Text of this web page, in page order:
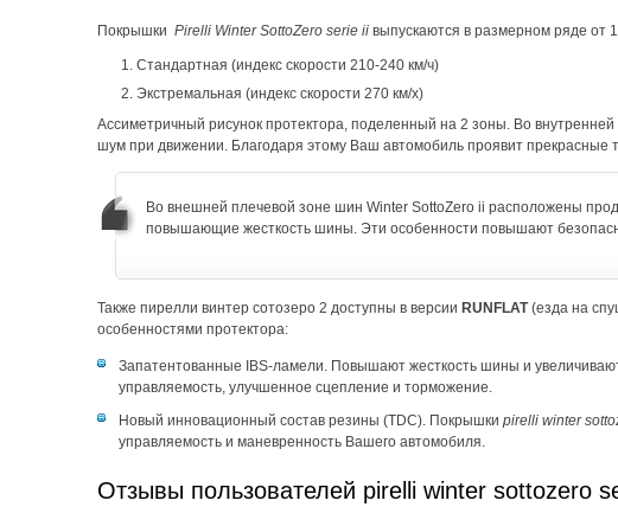
Покрышки Pirelli Winter SottoZero serie ii выпускаются в размерном ряде от
1. Стандартная (индекс скорости 210-240 км/ч)
2. Экстремальная (индекс скорости 270 км/x)
Ассиметричный рисунок протектора, поделенный на 2 зоны. Во
шум при движении. Благодаря этому Ваш автомобиль проявит прекрасные
Во внешней плечевой зоне шин Winter SottoZero ii расположены
повышающие жесткость шины. Эти особенности повышают
Также пирелли винтер сотозеро 2 доступны в версии RUNFLAT(езда на
особенностями протектора:
Запатентованные IBS-ламели. Повышают жесткость шины и
управляемость, улучшенное сцепление и торможение.
Новый инновационный состав резины (TDC). Покрышки pirelli winter
управляемость и маневренность Вашего автомобиля.
Отзывы пользователей pirelli winter sottozero